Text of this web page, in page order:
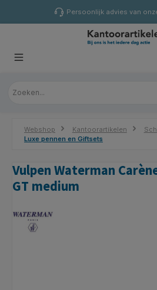
Persoonlijk advies van
Webshop Kantoorartikelen
Luxe pennen en Giftsets
Vulpen Waterman
GT medium